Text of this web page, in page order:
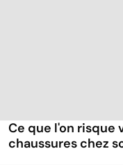
Ce que l'on risque
chaussures chez